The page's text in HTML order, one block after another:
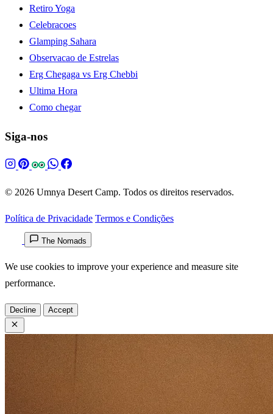
Retiro Yoga
Celebracoes
Glamping Sahara
Observacao de Estrelas
Erg Chegaga vs Erg Chebbi
Ultima Hora
Como chegar
Siga-nos
© 2026 Umnya Desert Camp. Todos os direitos reservados.
Política de Privacidade Termos e Condições
The Nomads
We use cookies to improve your experience and measure site
performance.
Decline Accept